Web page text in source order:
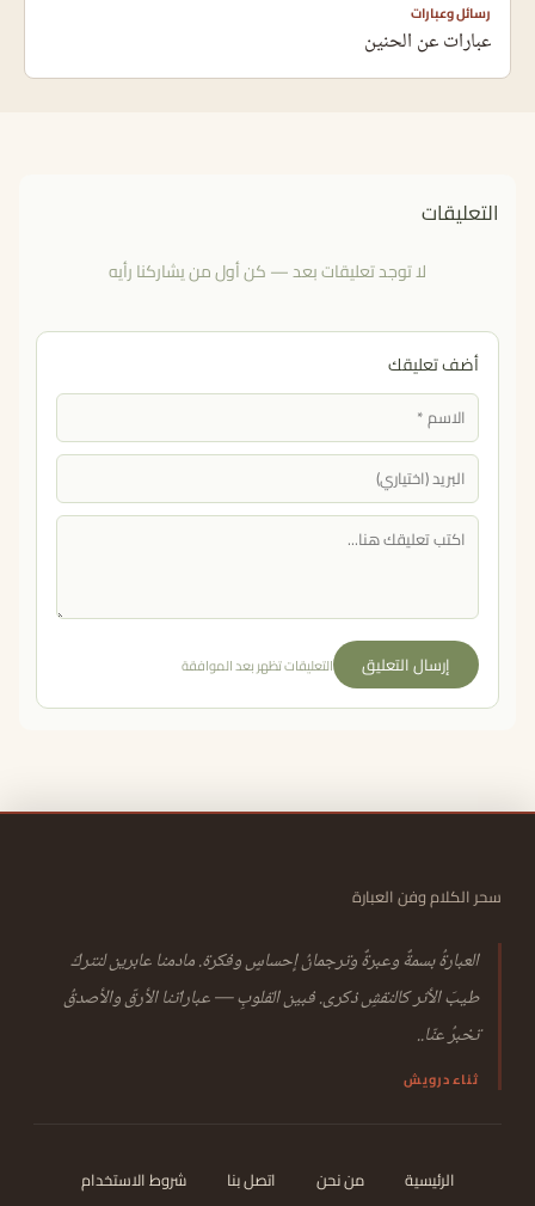
رسائل وعبارات
عبارات عن الحنين
التعليقات
لا توجد تعليقات بعد — كن أول من يشاركنا رأيه
أضف تعليقك
إرسال التعليق التعليقات تظهر بعد الموافقة
سحر الكلام وفن العبارة
العبارةُ بسمةٌ وعبرةٌ وترجمانُ إحساسٍ وفكرة. مادمنا عابرين لنتركَ
طيبَ الأثر كالنقشِ ذكرى. فبين القلوبِ — عباراتنا الأرقّ والأصدقُ
تخبرُ عنّا..
ثناء درويش
الرئيسية من نحن اتصل بنا شروط الاستخدام